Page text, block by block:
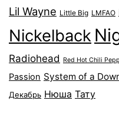
Lil Wayne Little Big LMFAO
Nickelback
Radiohead Red Hot Chili
Passion System of a
Декабрь Нюша Тату